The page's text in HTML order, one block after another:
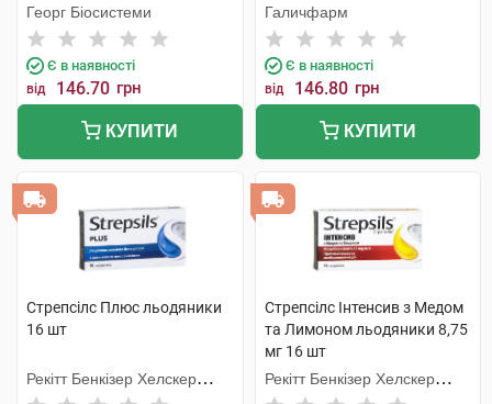
Георг Біосистеми
Є в наявності
від 146.70 грн
КУПИТИ
Галичфарм
Є в наявності
від 146.80 грн
КУПИТИ
Стрепсілс Плюс льодяники
16 шт
Рекітт Бенкізер Хелскер
Стрепсілс Інтенсив з Медом
та Лимоном льодяники 8,75
мг 16 шт
Рекітт Бенкізер Хелскер